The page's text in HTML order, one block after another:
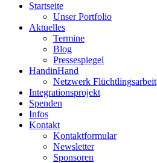
Startseite
Unser Portfolio
Aktuelles
Termine
Blog
Pressespiegel
HandinHand
Netzwerk Flüchtlingsarbeit
Integrationsprojekt
Spenden
Infos
Kontakt
Kontaktformular
Newsletter
Sponsoren